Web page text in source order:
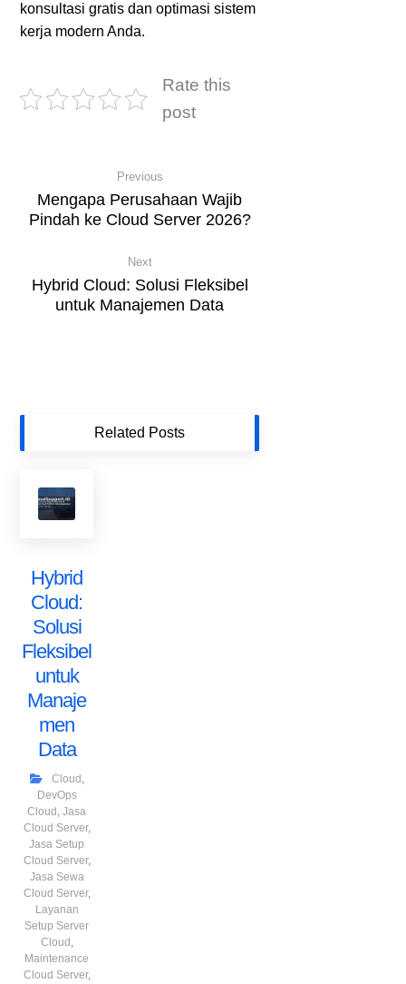
konsultasi gratis dan optimasi sistem
kerja modern Anda.
Rate this
post
Previous
Mengapa Perusahaan Wajib
Pindah ke Cloud Server 2026?
Next
Hybrid Cloud: Solusi Fleksibel
untuk Manajemen Data
Related Posts
Hybrid
Cloud:
Solusi
Fleksibel
untuk
Manaje
men
Data
Cloud ,
DevOps
Cloud ,Jasa
Cloud Server,
Jasa Setup
Cloud Server,
Jasa Sewa
Cloud Server,
Layanan
Setup Server
Cloud ,
Maintenance
Cloud Server,